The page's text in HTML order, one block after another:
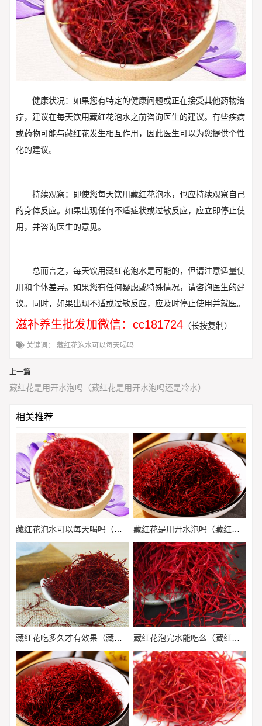
健康状况：如果您有特定的健康问题或正在接受其他药物治
疗，建议在每天饮用藏红花泡水之前咨询医生的建议。有些疾病
或药物可能与藏红花发生相互作用，因此医生可以为您提供个性
化的建议。
持续观察：即使您每天饮用藏红花泡水，也应持续观察自己
的身体反应。如果出现任何不适症状或过敏反应，应立即停止使
用，并咨询医生的意见。
总而言之，每天饮用藏红花泡水是可能的，但请注意适量使
用和个体差异。如果您有任何疑虑或特殊情况，请咨询医生的建
议。同时，如果出现不适或过敏反应，应及时停止使用并就医。
滋补养生批发加微信：cc181724（长按复制）
关键词： 藏红花泡水可以每天喝吗
上一篇
藏红花是用开水泡吗（藏红花是用开水泡吗还是冷水）
相关推荐
藏红花泡水可以每天喝吗（藏红花泡水喝可以每天都喝吗?） 藏红花是用开水泡吗（藏红花是用开水泡吗还是冷水）
藏红花吃多久才有效果（藏红花吃多久合适）